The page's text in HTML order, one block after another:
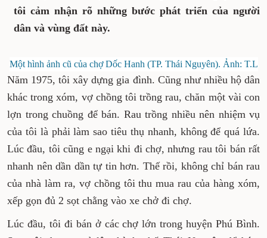
tôi cảm nhận rõ những bước phát triển của người
dân và vùng đất này.
Một hình ảnh cũ của chợ Dốc Hanh (TP. Thái Nguyên). Ảnh: T.L
Năm 1975, tôi xây dựng gia đình. Cũng như nhiều hộ dân
khác trong xóm, vợ chồng tôi trồng rau, chăn một vài con
lợn trong chuồng để bán. Rau trồng nhiều nên nhiệm vụ
của tôi là phải làm sao tiêu thụ nhanh, không để quá lứa.
Lúc đầu, tôi cũng e ngại khi đi chợ, nhưng rau tôi bán rất
nhanh nên dần dần tự tin hơn. Thế rồi, không chỉ bán rau
của nhà làm ra, vợ chồng tôi thu mua rau của hàng xóm,
xếp gọn đủ 2 sọt chằng vào xe chở đi chợ.
Lúc đầu, tôi đi bán ở các chợ lớn trong huyện Phú Bình.